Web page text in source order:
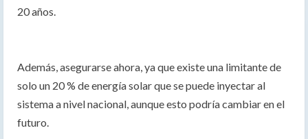
20 años.
Además, asegurarse ahora, ya que existe una limitante de
solo un 20 % de energía solar que se puede inyectar al
sistema a nivel nacional, aunque esto podría cambiar en el
futuro.